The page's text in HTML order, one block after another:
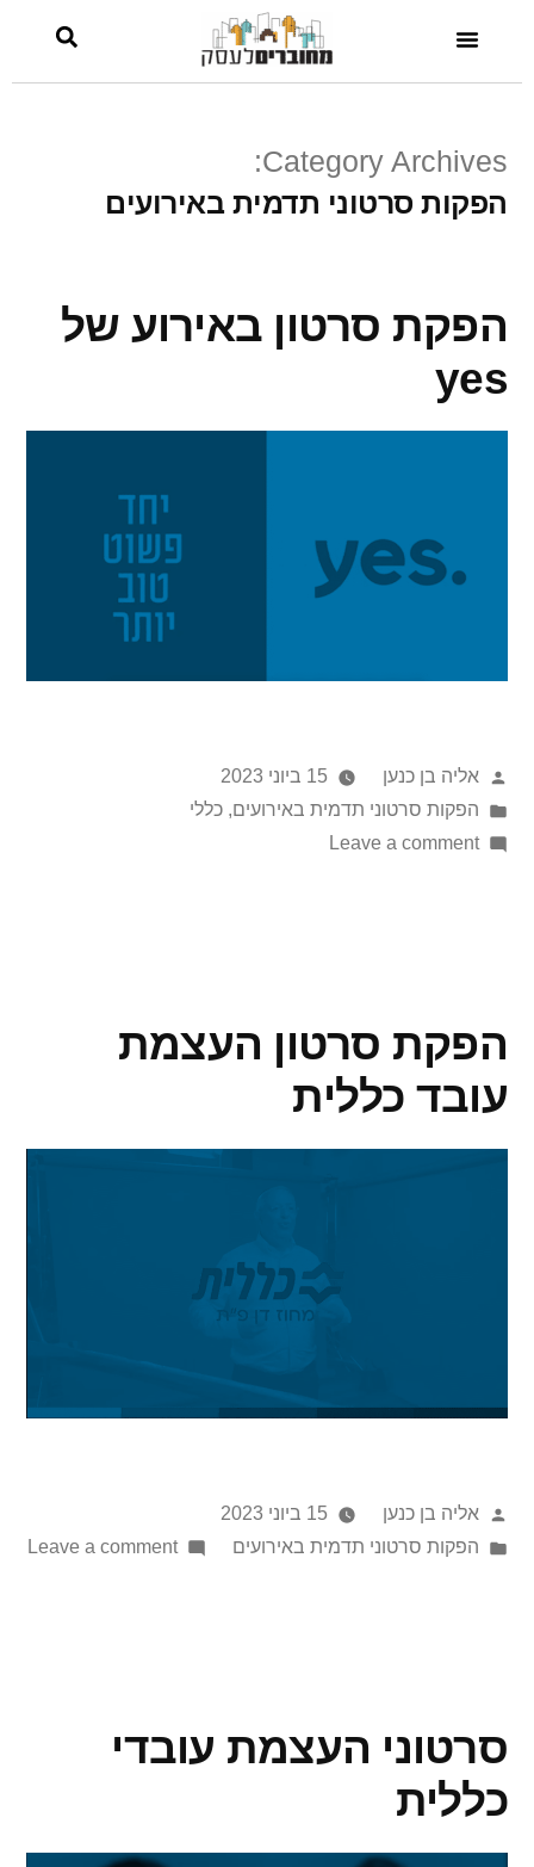
Category Archives:
הפקות סרטוני תדמית באירועים
הפקת סרטון באירוע של
yes
אליה בן כנען
15 ביוני 2023
הפקות סרטוני תדמית באירועים, כללי
Leave a comment
הפקת סרטון העצמת
עובד כללית
אליה בן כנען
15 ביוני 2023
הפקות סרטוני תדמית באירועים
Leave a comment
סרטוני העצמת עובדי
כללית